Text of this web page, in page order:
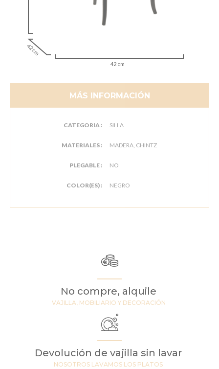
42 cm
42 cm
MÁS INFORMACIÓN
CATEGORIA : SILLA
MATERIALES : MADERA, CHINTZ
PLEGABLE : NO
COLOR(ES) : NEGRO
No compre, alquile
VAJILLA, MOBILIARIO Y DECORACIÓN
Devolución de vajilla sin lavar
NOSOTROS LAVAMOS LOS PLATOS